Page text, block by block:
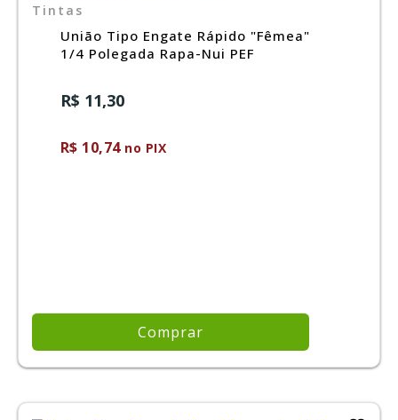
Tintas
União Tipo Engate Rápido "Fêmea"
1/4 Polegada Rapa-Nui PEF
R$ 11,30
R$ 10,74no PIX
Comprar